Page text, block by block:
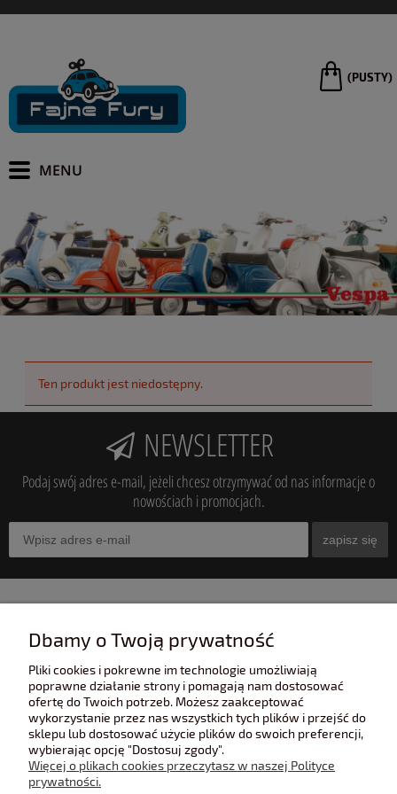
(PUSTY)
Ten produkt jest niedostępny.
NEWSLETTER
Podaj swój adres e-mail, jeżeli chcesz otrzymywać od nas informacje o
nowościach i promocjach.
zapisz się
POMOC
POLECANE STRONY
Dbamy o Twoją prywatność
Pliki cookies i pokrewne im technologie umożliwiają
poprawne działanie strony i pomagają nam dostosować
ofertę do Twoich potrzeb. Możesz zaakceptować
wykorzystanie przez nas wszystkich tych plików i przejść do
sklepu lub dostosować użycie plików do swoich preferencji,
wybierając opcję "Dostosuj zgody".
Więcej o plikach cookies przeczytasz w naszej Polityce
prywatności.